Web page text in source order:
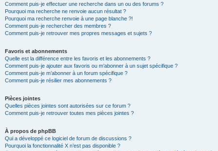
Comment puis-je effectuer une recherche dans un ou des forums ?
Pourquoi ma recherche ne renvoie aucun résultat ?
Pourquoi ma recherche renvoie à une page blanche ?!
Comment puis-je rechercher des membres ?
Comment puis-je retrouver mes propres messages et sujets ?
Favoris et abonnements
Quelle est la différence entre les favoris et les abonnements ?
Comment puis-je ajouter aux favoris ou m’abonner à un sujet spécifique ?
Comment puis-je m’abonner à un forum spécifique ?
Comment puis-je résilier mes abonnements ?
Pièces jointes
Quelles pièces jointes sont autorisées sur ce forum ?
Comment puis-je retrouver toutes mes pièces jointes ?
À propos de phpBB
Qui a développé ce logiciel de forum de discussions ?
Pourquoi la fonctionnalité X n’est pas disponible ?